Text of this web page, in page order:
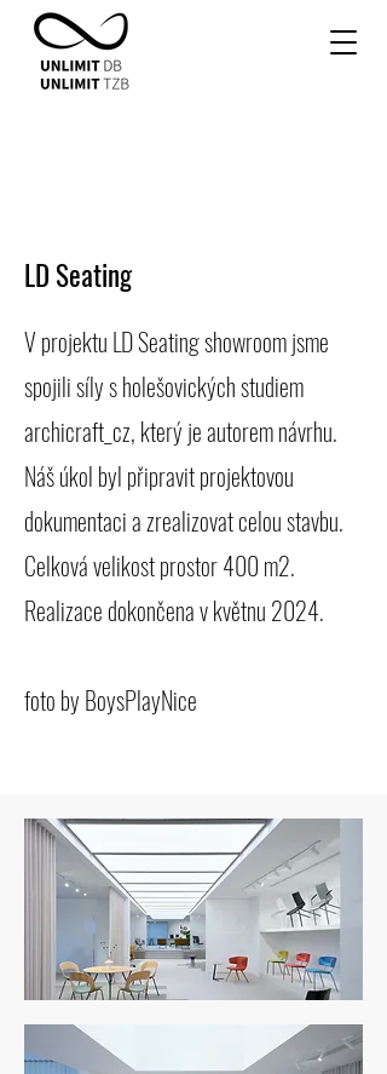
LD Seating
V projektu LD Seating showroom jsme
spojili síly s holešovických studiem
archicraft_cz, který je autorem návrhu.
Náš úkol byl připravit projektovou
dokumentaci a zrealizovat celou stavbu.
Celková velikost prostor 400 m2.
Realizace dokončena v květnu 2024.
foto by BoysPlayNice